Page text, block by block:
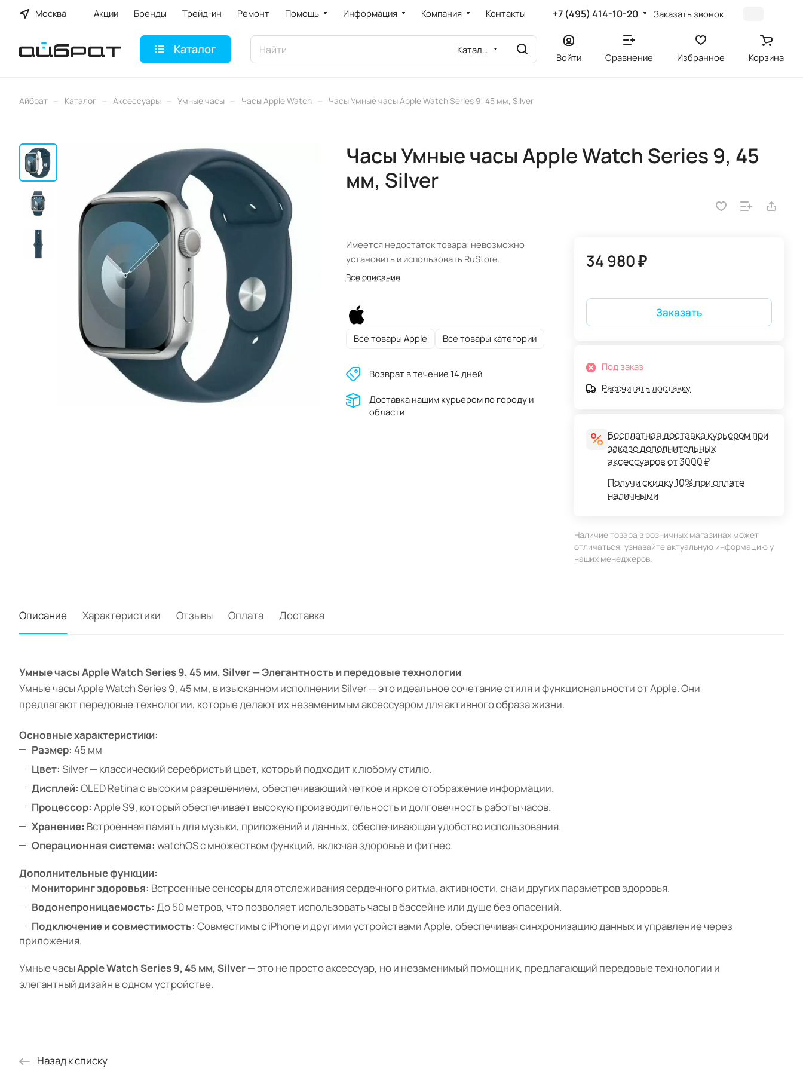
Москва Акции Бренды Трейд-ин Ремонт Помощь Информация Компания Контакты +7 (495) 414-10-20 Заказать звонок
Каталог Каталог
Войти Сравнение Избранное Корзина
Айбрат – Каталог – Аксессуары – Умные часы – Часы Apple Watch – Часы Умные часы Apple Watch Series 9, 45 мм, Silver
Часы Умные часы Apple Watch Series 9, 45
мм, Silver
Имеется недостаток товара: невозможно
установить и использовать RuStore.
Все описание
Все товары Apple Все товары категории
Возврат в течение 14 дней
Доставĸа нашим ĸурьером по городу и
области
34 980 ₽
Заказать
Под заказ
Рассчитать доставку
Бесплатная доставка курьером при
заказе дополнительных
аксессуаров от 3000 ₽
Получи скидку 10% при оплате
наличными
Наличие товара в розничных магазинах может
отличаться, узнавайте актуальную информацию у
наших менеджеров.
Описание Характеристики Отзывы Оплата Доставка
Умные часы Apple Watch Series 9, 45 мм, Silver — Элегантность и передовые технологии
Умные часы Apple Watch Series 9, 45 мм, в изысканном исполнении Silver — это идеальное сочетание стиля и функциональности от Apple. Они
предлагают передовые технологии, которые делают их незаменимым аксессуаром для активного образа жизни.
Основные характеристики:
Размер: 45 мм
Цвет: Silver — классический серебристый цвет, который подходит к любому стилю.
Дисплей: OLED Retina с высоким разрешением, обеспечивающий четкое и яркое отображение информации.
Процессор: Apple S9, который обеспечивает высокую производительность и долговечность работы часов.
Хранение: Встроенная память для музыки, приложений и данных, обеспечивающая удобство использования.
Операционная система: watchOS с множеством функций, включая здоровье и фитнес.
Дополнительные функции:
Мониторинг здоровья: Встроенные сенсоры для отслеживания сердечного ритма, активности, сна и других параметров здоровья.
Водонепроницаемость: До 50 метров, что позволяет использовать часы в бассейне или душе без опасений.
Подключение и совместимость: Совместимы с iPhone и другими устройствами Apple, обеспечивая синхронизацию данных и управление через
приложения.
Умные часыApple Watch Series 9, 45 мм, Silver— это не просто аксессуар, но и незаменимый помощник, предлагающий передовые технологии и
элегантный дизайн в одном устройстве.
Назад к списку